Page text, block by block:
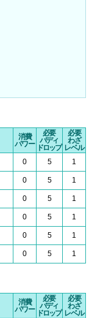
消費
パワー
必要
バディ
ドロップ
必要
わざ
レベル
0 5 1
0 5 1
0 5 1
0 5 1
0 5 1
0 5 1
消費
パワー
必要
バディ
ドロップ
必要
わざ
レベル